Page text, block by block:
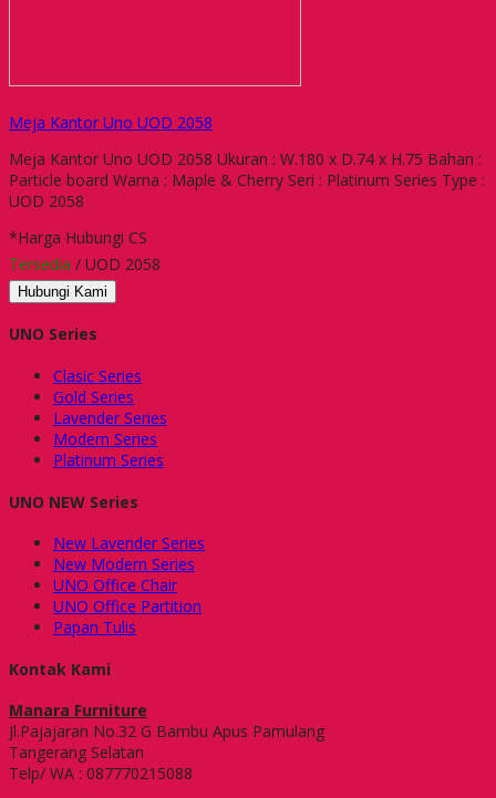
Meja Kantor Uno UOD 2058
Meja Kantor Uno UOD 2058 Ukuran : W.180 x D.74 x H.75 Bahan :
Particle board Warna : Maple & Cherry Seri : Platinum Series Type :
UOD 2058
*Harga Hubungi CS
Tersedia / UOD 2058
Hubungi Kami
UNO Series
Clasic Series
Gold Series
Lavender Series
Modern Series
Platinum Series
UNO NEW Series
New Lavender Series
New Modern Series
UNO Office Chair
UNO Office Partition
Papan Tulis
Kontak Kami
Manara Furniture
Jl.Pajajaran No.32 G Bambu Apus Pamulang
Tangerang Selatan
Telp/ WA : 087770215088